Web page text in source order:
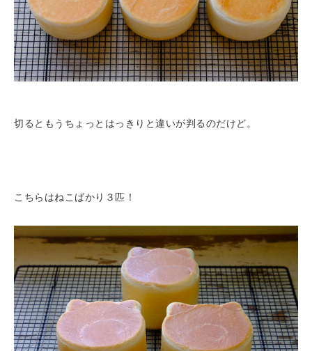
切るともうちょっとはっきりと違いが判るのだけど。
こちらはねこばかり３匹！